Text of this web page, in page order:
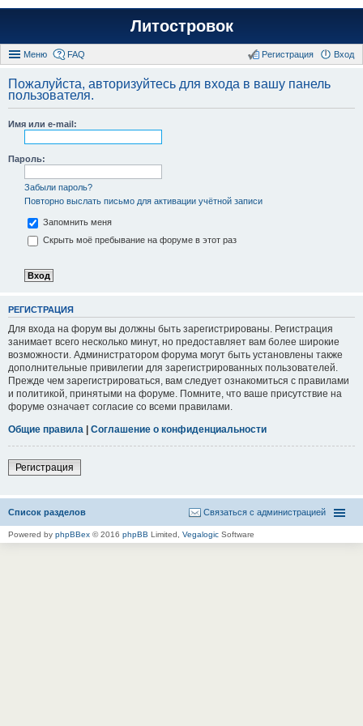
Литостровок
Меню FAQ Вход
Регистрация
Пожалуйста, авторизуйтесь для входа в вашу панель
пользователя.
Имя или e-mail:
Пароль:
Забыли пароль?
Повторно выслать письмо для активации учётной записи
Запомнить меня
Скрыть моё пребывание на форуме в этот раз
РЕГИСТРАЦИЯ
Для входа на форум вы должны быть зарегистрированы. Регистрация
занимает всего несколько минут, но предоставляет вам более широкие
возможности. Администратором форума могут быть установлены также
дополнительные привилегии для зарегистрированных пользователей.
Прежде чем зарегистрироваться, вам следует ознакомиться с правилами
и политикой, принятыми на форуме. Помните, что ваше присутствие на
форуме означает согласие со всеми правилами.
Общие правила | Соглашение о конфиденциальности
Регистрация
Список разделов Связаться с администрацией
Powered by phpBBex © 2016 phpBB Limited, Vegalogic Software